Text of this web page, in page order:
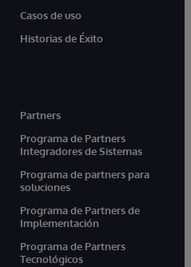
Casos de uso
Historias de Éxito
Partners
Programa de Partners
Integradores de Sistemas
Programa de partners para
soluciones
Programa de Partners de
Implementación
Programa de Partners
Tecnológicos